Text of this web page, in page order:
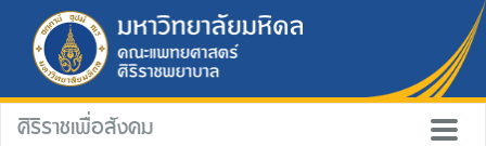
ศิริราชเพื่อสังคม